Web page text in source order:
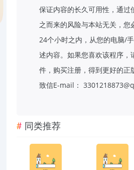
保证内容的长久可用性，通过
之而来的风险与本站无关，您
24个小时之内，从您的电脑/
述内容。如果您喜欢该程序，
件，购买注册，得到更好的正
致信E-mail：
同类推荐